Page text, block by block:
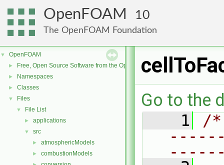
OpenFOAM 10
The OpenFOAM Foundation
▼ OpenFOAM
► Free, Open Source Software from the OpenFOAM Foundation
► Namespaces
► Classes
▼ Files
▼ File List
► applications
▼ src
► atmosphericModels
► combustionModels
Go to the
    1
/